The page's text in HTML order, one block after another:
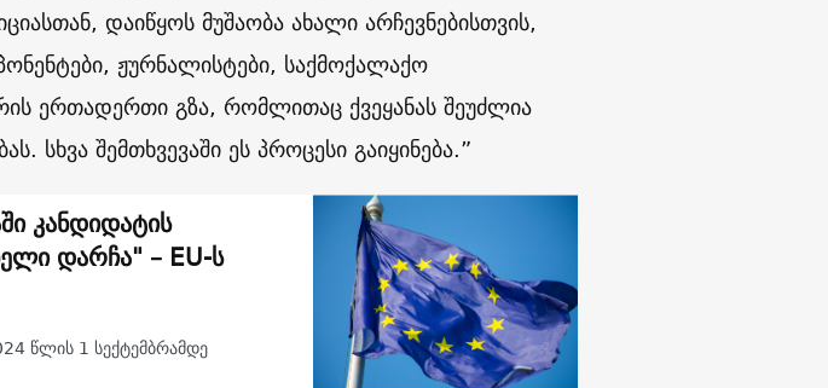
დაიწყოს მუშაობა ახალი არჩევნებისთვის,
ჟურნალისტები, საქმოქალაქო
ერთადერთი გზა, რომლითაც ქვეყანას შეუძლია
სხვა შემთხვევაში ეს პროცესი გაიყინება.”
კანდიდატის
დარჩა" – EU-ს
წლის 1 სექტემბრამდე